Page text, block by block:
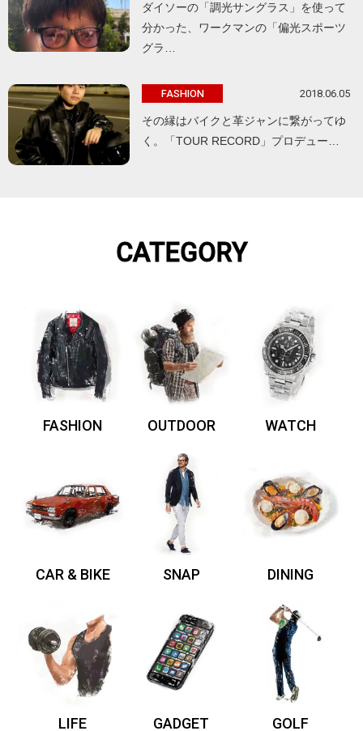
ダイソーの「調光サングラス」を使って
分かった、ワークマンの「偏光スポーツ
グラ…
FASHION 2018.06.05
その縁はバイクと革ジャンに繋がってゆ
く。「TOUR RECORD」プロデュー…
CATEGORY
FASHION OUTDOOR WATCH
CAR & BIKE SNAP DINING
LIFE GADGET GOLF